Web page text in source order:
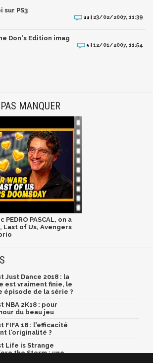
sur PS3
11 | 23/02/2007, 11:39
Don's Edition imag
5 |12/01/2007, 11:54
MANQUER
PASCAL, on a
Last of Us, Avengers
Just Dance 2018 : la
est vraiment finie, le
épisode de la série ?
NBA 2K18 : pour
du beau jeu
FIFA 18 : l'efficacité
l'originalité ?
Life is Strange
the Storm : une